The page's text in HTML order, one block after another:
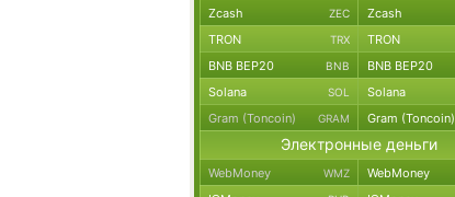
Zcash ZEC Zcash
TRON TRX TRON
BNB BEP20 BNB BNB BEP20
Solana SOL Solana
Gram (Toncoin) GRAM Gram (Toncoin)
Электронные деньги
WebMoney WMZ WebMoney